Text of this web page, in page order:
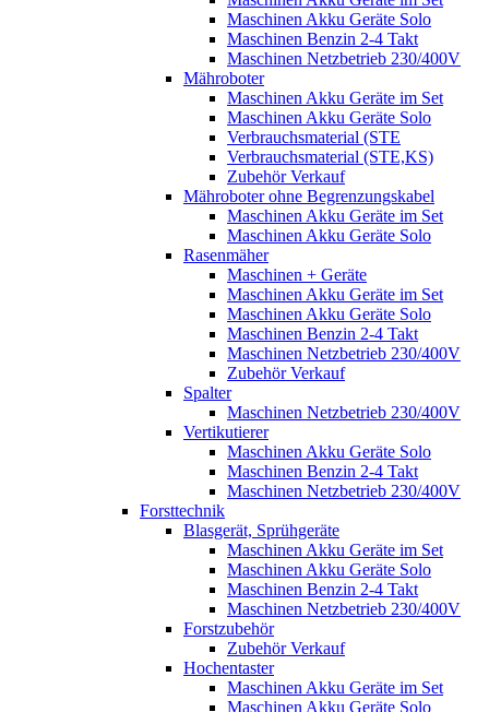
Maschinen Akku Geräte Solo
Maschinen Benzin 2-4 Takt
Maschinen Netzbetrieb 230/400V
Mähroboter
Maschinen Akku Geräte im Set
Maschinen Akku Geräte Solo
Verbrauchsmaterial (STE
Verbrauchsmaterial (STE,KS)
Zubehör Verkauf
Mähroboter ohne Begrenzungskabel
Maschinen Akku Geräte im Set
Maschinen Akku Geräte Solo
Rasenmäher
Maschinen + Geräte
Maschinen Akku Geräte im Set
Maschinen Akku Geräte Solo
Maschinen Benzin 2-4 Takt
Maschinen Netzbetrieb 230/400V
Zubehör Verkauf
Spalter
Maschinen Netzbetrieb 230/400V
Vertikutierer
Maschinen Akku Geräte Solo
Maschinen Benzin 2-4 Takt
Maschinen Netzbetrieb 230/400V
Forsttechnik
Blasgerät, Sprühgeräte
Maschinen Akku Geräte im Set
Maschinen Akku Geräte Solo
Maschinen Benzin 2-4 Takt
Maschinen Netzbetrieb 230/400V
Forstzubehör
Zubehör Verkauf
Hochentaster
Maschinen Akku Geräte im Set
Maschinen Akku Geräte Solo